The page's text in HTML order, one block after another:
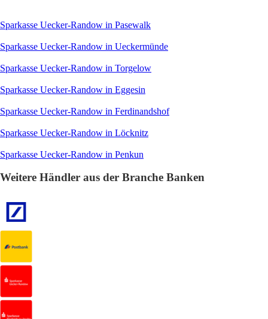
Sparkasse Uecker-Randow in Pasewalk
Sparkasse Uecker-Randow in Ueckermünde
Sparkasse Uecker-Randow in Torgelow
Sparkasse Uecker-Randow in Eggesin
Sparkasse Uecker-Randow in Ferdinandshof
Sparkasse Uecker-Randow in Löcknitz
Sparkasse Uecker-Randow in Penkun
Weitere Händler aus der Branche Banken